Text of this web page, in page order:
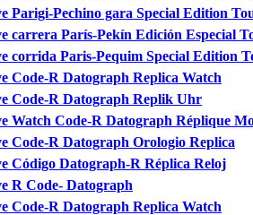
Parigi-Pechino gara Special Edition
carrera París-Pekín Edición Especial
corrida Paris-Pequim Special Edition
Code-R Datograph Replica Watch
Code-R Datograph Replik Uhr
Watch Code-R Datograph Réplique
Code-R Datograph Orologio Replica
Código Datograph-R Réplica Reloj
R Code- Datograph
Code-R Datograph Replica Watch